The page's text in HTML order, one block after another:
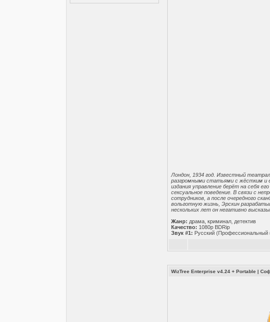
Лондон, 1934 год. Известный
разгромными статьями с жёстким и
издания управление берёт на себя
сексуальное поведение. В связи с
сотрудников, а после очередного
вольготную жизнь, Эрскин
нескольких лет он негативно
Жанр: драма, криминал, детектив
Качество: 1080p BDRip
Звук #1: Русский (Профессиональный
WizTree Enterprise v4.24 + Portable |